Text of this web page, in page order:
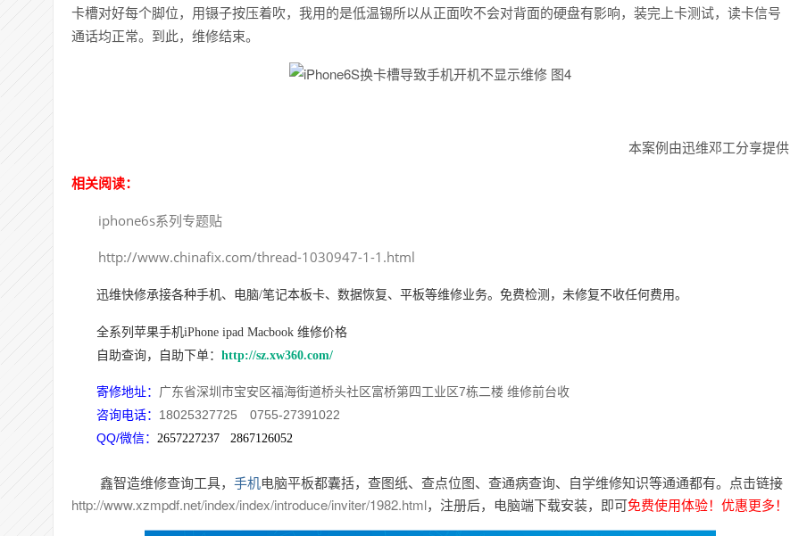
卡槽对好每个脚位，用镊子按压着吹，我用的是低温锡所以从正面吹不会对背面的硬盘有影响，装完上卡测试，读卡信号
通话均正常。到此，维修结束。
本案例由迅维邓工分享提供
相关阅读：
iphone6s系列专题贴
http://www.chinafix.com/thread-1030947-1-1.html
迅维快修承接各种手机、电脑/笔记本板卡、数据恢复、平板等维修业务。 免费检测，未修复不收任何费用。
全系列苹果手机iPhone ipad Macbook 维修价格
自助查询，自助下单： http://sz.xw360.com/
寄修地址： 广东省深圳市宝安区福海街道桥头社区富桥第四工业区7栋二楼 维修前台收
咨询电话： 18025327725 0755-27391022
QQ/微信： 2657227237 2867126052
鑫智造维修查询工具， 手机电脑平板都囊括，查图纸、查点位图、查通病查询、自学维修知识等通通都有。点击链接
http://www.xzmpdf.net/index/index/introduce/inviter/1982.html，注册后，电脑端下载安装，即可免费使用体验！优惠更多！